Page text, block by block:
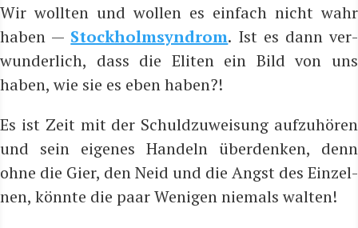
Wir woll­ten und wol­len es ein­fach nicht wahr
haben — Stock­holm­syn­drom. Ist es dann ver­
wun­der­lich, dass die Eli­ten ein Bild von uns
haben, wie sie es eben haben?!
Es ist Zeit mit der Schuld­zu­wei­sung auf­zu­hö­ren
und sein eige­nes Han­deln über­den­ken, denn
ohne die Gier, den Neid und die Angst des Ein­zel­
nen, könn­te die paar Weni­gen nie­mals walten!